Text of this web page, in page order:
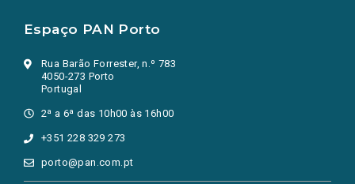
Espaço PAN Porto
Rua Barão Forrester, n.º 783
4050-273 Porto
Portugal
2ª a 6ª das 10h00 às 16h00
+351 228 329 273
porto@pan.com.pt